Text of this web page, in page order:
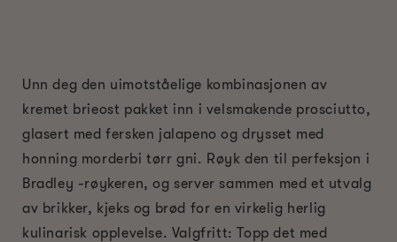
Unn deg den uimotståelige kombinasjonen av
kremet brieost pakket inn i velsmakende prosciutto,
glasert med fersken jalapeno og drysset med
honning morderbi tørr gni. Røyk den til perfeksjon i
Bradley -røykeren, og server sammen med et utvalg
av brikker, kjeks og brød for en virkelig herlig
kulinarisk opplevelse. Valgfritt: Topp det med